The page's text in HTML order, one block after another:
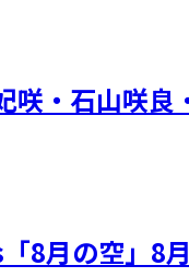
・石山咲良
8月の空」8